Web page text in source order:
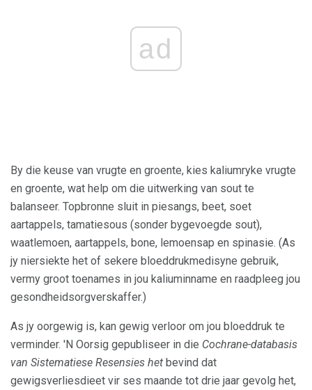
ad
By die keuse van vrugte en groente, kies kaliumryke vrugte
en groente, wat help om die uitwerking van sout te
balanseer. Topbronne sluit in piesangs, beet, soet
aartappels, tamatiesous (sonder bygevoegde sout),
waatlemoen, aartappels, bone, lemoensap en spinasie. (As
jy niersiekte het of sekere bloeddrukmedisyne gebruik,
vermy groot toenames in jou kaliuminname en raadpleeg jou
gesondheidsorgverskaffer.)
As jy oorgewig is, kan gewig verloor om jou bloeddruk te
verminder. 'N Oorsig gepubliseer in die Cochrane-databasis
van Sistematiese Resensies het bevind dat
gewigsverliesdieet vir ses maande tot drie jaar gevolg het,